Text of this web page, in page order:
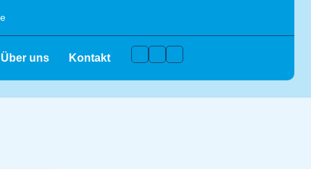
Über uns Kontakt Facebook
Instagram
Youtube